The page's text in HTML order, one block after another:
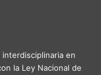
en
la Ley Nacional de